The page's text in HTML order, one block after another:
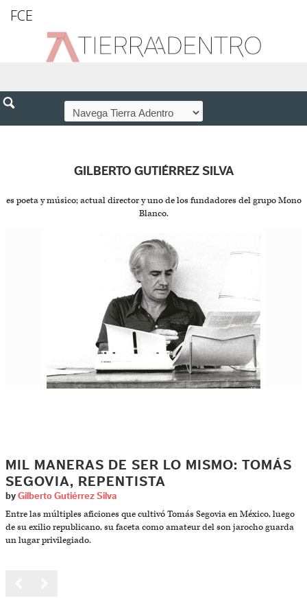
FCE
GILBERTO GUTIÉRREZ SILVA
es poeta y músico; actual director y uno de los fundadores del grupo Mono
Blanco.
MIL MANERAS DE SER LO MISMO: TOMÁS
SEGOVIA, REPENTISTA
by Gilberto Gutiérrez Silva
Entre las múltiples aficiones que cultivó Tomás Segovia en México, luego
de su exilio republicano, su faceta como amateur del son jarocho guarda
un lugar privilegiado.